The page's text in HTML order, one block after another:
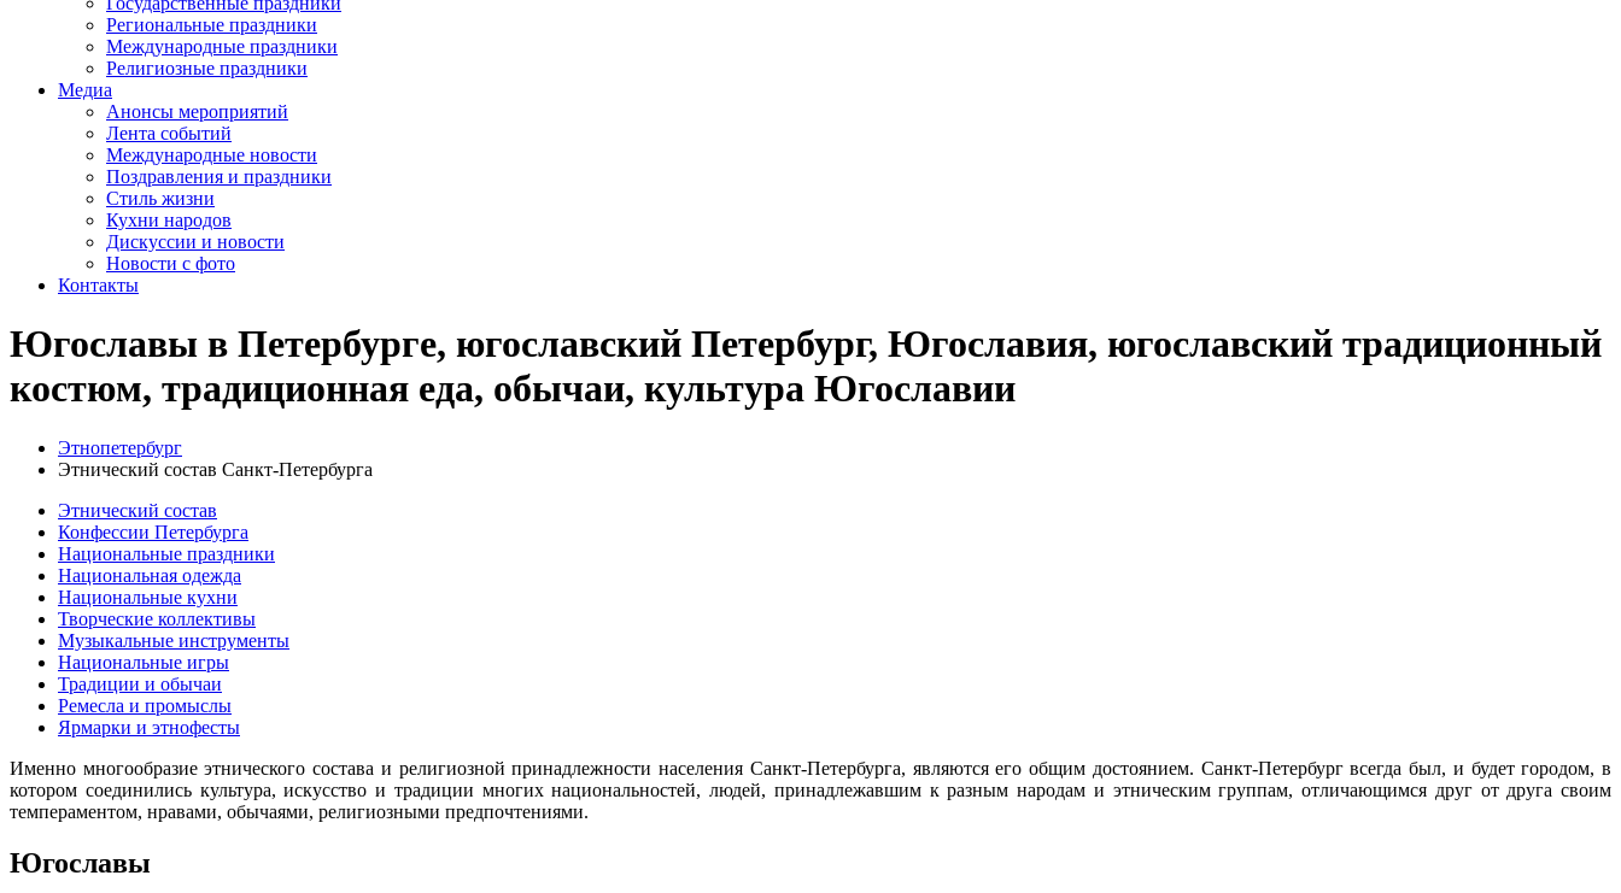
Региональные праздники
Международные праздники
Религиозные праздники
Медиа
Анонсы мероприятий
Лента событий
Международные новости
Поздравления и праздники
Cтиль жизни
Кухни народов
Дискуссии и новости
Новости с фото
Контакты
Югославы в Петербурге, югославский Петербург, Югославия, югославский традиционный
костюм, традиционная еда, обычаи, культура Югославии
Этнопетербург
Этнический состав Санкт-Петербурга
Этнический состав
Конфессии Петербурга
Национальные праздники
Национальная одежда
Национальные кухни
Творческие коллективы
Музыкальные инструменты
Национальные игры
Традиции и обычаи
Ремесла и промыслы
Ярмарки и этнофесты
Именно многообразие этнического состава и религиозной принадлежности населения Санкт-Петербурга, являются его общим достоянием. Санкт-Петербург всегда был, и будет городом, в
котором соединились культура, искусство и традиции многих национальностей, людей, принадлежавшим к разным народам и этническим группам, отличающимся друг от друга своим
темпераментом, нравами, обычаями, религиозными предпочтениями.
Югославы